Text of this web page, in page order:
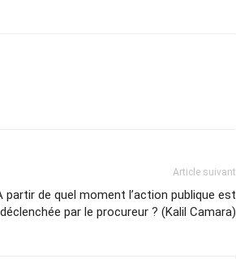
Article suivant
partir de quel moment l’action publique est
déclenchée par le procureur ? (Kalil Camara)